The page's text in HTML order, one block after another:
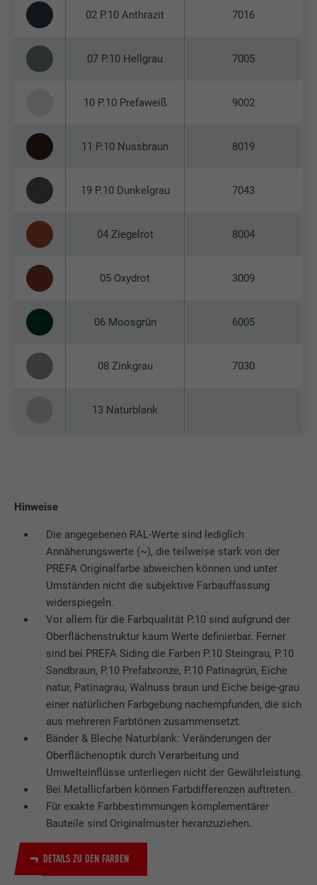
02 P.10 Anthrazit 7016
07 P.10 Hellgrau 7005
10 P.10 Prefaweiß 9002
11 P.10 Nussbraun 8019
19 P.10 Dunkelgrau 7043
04 Ziegelrot 8004
05 Oxydrot 3009
06 Moosgrün 6005
08 Zinkgrau 7030
13 Naturblank
Hinweise
Die angegebenen RAL-Werte sind lediglich
Annäherungswerte (~), die teilweise stark von der
PREFA Originalfarbe abweichen können und unter
Umständen nicht die subjektive Farbauffassung
widerspiegeln.
Vor allem für die Farbqualität P.10 sind aufgrund der
Oberflächenstruktur kaum Werte definierbar. Ferner
sind bei PREFA Siding die Farben P.10 Steingrau, P.10
Sandbraun, P.10 Prefabronze, P.10 Patinagrün, Eiche
natur, Patinagrau, Walnuss braun und Eiche beige-grau
einer natürlichen Farbgebung nachempfunden, die sich
aus mehreren Farbtönen zusammensetzt.
Bänder & Bleche Naturblank: Veränderungen der
Oberflächenoptik durch Verarbeitung und
Umwelteinflüsse unterliegen nicht der Gewährleistung.
Bei Metallicfarben können Farbdifferenzen auftreten.
Für exakte Farbbestimmungen komplementärer
Bauteile sind Originalmuster heranzuziehen.
DETAILS ZU DEN FARBEN